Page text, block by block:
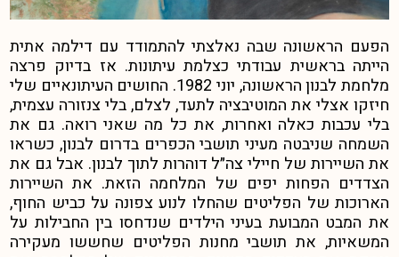
הפעם הראשונה שבה נאלצתי להתמודד עם דילמה אתית
הייתה בראשית עבודתי כצלמת עיתונות. אז בדיוק פרצה
מלחמת לבנון הראשונה, יוני 1982. החושים העיתונאיים שלי
חיזקו אצלי את המוטיבציה לתעד, לצלם, בלי צנזורה עצמית,
בלי עכבות כאלה ואחרות, את כל מה שאני רואה. גם את
השמחה שניבטה מעיני תושבי הכפרים בדרום לבנון, כשראו
את השיירות של חיילי צה״ל דוהרות לתוך לבנון. אבל גם את
הצדדים הפחות יפים של המלחמה הזאת. את השיירות
הארוכות של הפליטים שהחלו לנוע צפונה על כביש החוף,
את המבט המבועת בעיני הילדים שנדחסו בין החבילות על
המשאיות, את תושבי מחנות הפליטים שחששו מעקירה